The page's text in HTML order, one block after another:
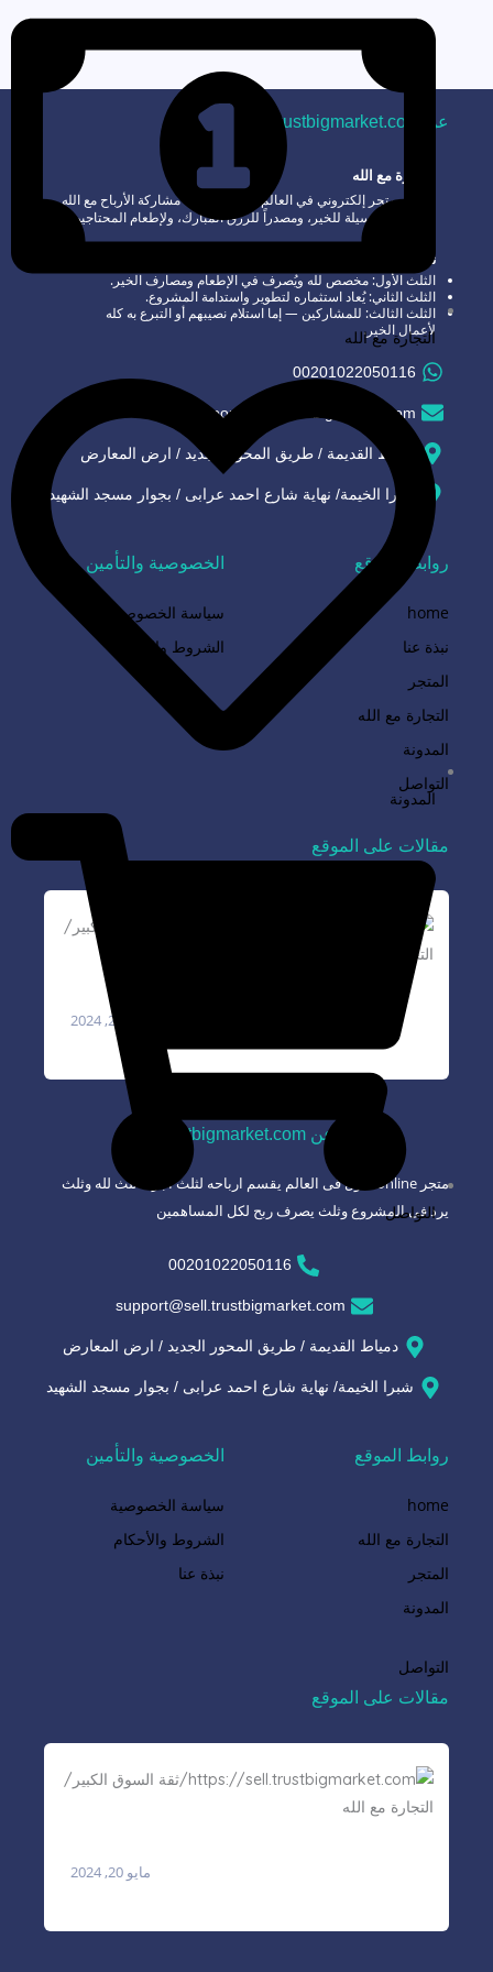
التجارة مع الله
المدونة
التواصل
عن trustbigmarket.com
التجارة مع الله
هو أول متجر إلكتروني في العالم قائم على مبدأ مشاركة الأرباح مع الله
— التجارة وسيلة للخير، ومصدراً للرزق المبارك، ولإطعام المحتاجين
ونشر الرحمة.
نظام توزيع الأرباح
الثلث الأول: مخصص لله ويُصرف في الإطعام ومصارف الخير.
الثلث الثاني: يُعاد استثماره لتطوير واستدامة المشروع.
الثلث الثالث: للمشاركين — إما استلام نصيبهم أو التبرع به كله
لأعمال الخير.
00201022050116
support@sell.trustbigmarket.com
دمياط القديمة / طريق المحور الجديد / ارض المعارض
شبرا الخيمة/ نهاية شارع احمد عرابى / بجوار مسجد الشهيد
روابط الموقع
home
نبذة عنا
المتجر
التجارة مع الله
المدونة
التواصل
الخصوصية والتأمين
سياسة الخصوصية
الشروط والأحكام
مقالات على الموقع
حكم التجارة الالكترونية
عن trustbigmarket.com
متجر online الاول فى العالم يقسم ارباحه لثلث أجزاء ثلث لله وثلث
يرد فى المشروع وثلث يصرف ربح لكل المساهمين
00201022050116
support@sell.trustbigmarket.com
دمياط القديمة / طريق المحور الجديد / ارض المعارض
شبرا الخيمة/ نهاية شارع احمد عرابى / بجوار مسجد الشهيد
روابط الموقع
home
التجارة مع الله
المتجر
المدونة
الخصوصية والتأمين
سياسة الخصوصية
الشروط والأحكام
نبذة عنا
التواصل
مقالات على الموقع
مايو 20, 2024